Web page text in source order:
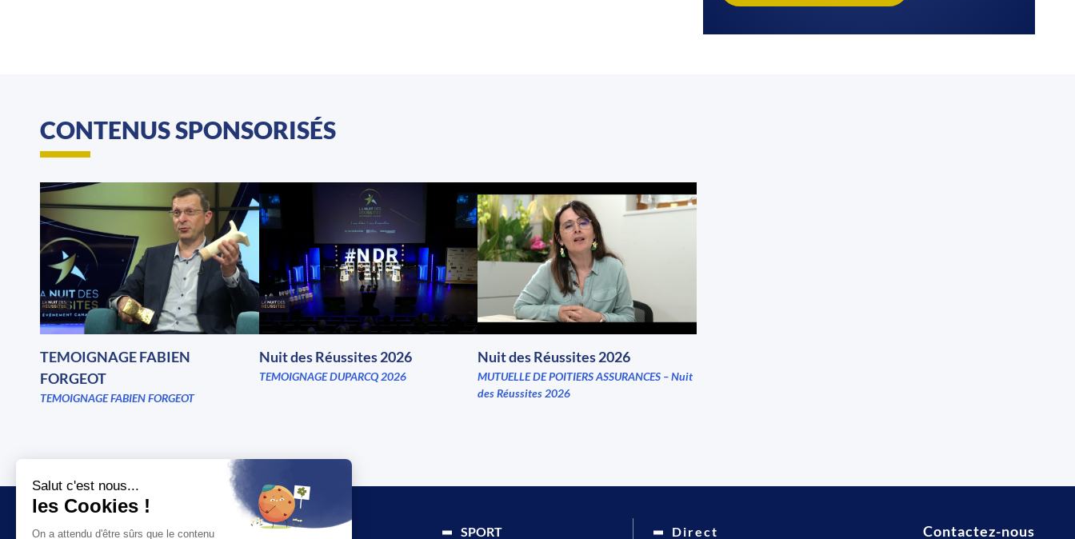
CONTENUS SPONSORISÉS
TEMOIGNAGE FABIEN
FORGEOT
TEMOIGNAGE FABIEN FORGEOT
Nuit des Réussites 2026
TEMOIGNAGE DUPARCQ 2026
Nuit des Réussites 2026
MUTUELLE DE POITIERS ASSURANCES – Nuit
des Réussites 2026
JT SPORT Direct Contactez-nous